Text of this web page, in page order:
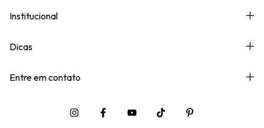
Institucional
Dicas
Entre em contato